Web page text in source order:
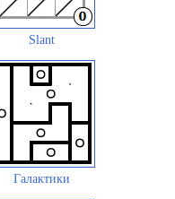
Slant
Галактики